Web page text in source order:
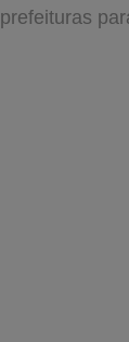
prefeituras